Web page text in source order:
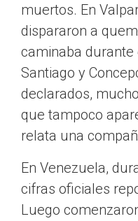
muertos. En
dispararon a
caminaba durante
Santiago y
declarados,
que tampoco
relata una
En Venezuela,
cifras oficiales
Luego